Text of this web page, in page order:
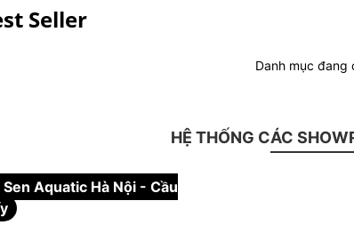
Seller
Danh mục đang
HỆ THỐNG CÁC
Sen Aquatic Hà Nội - Cầu